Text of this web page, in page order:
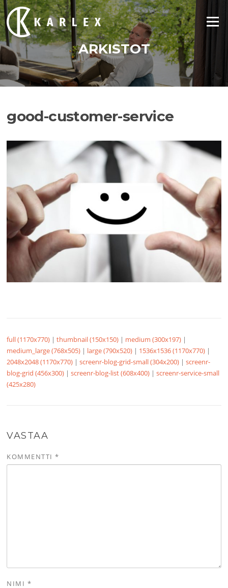
Siirry
suoraan
sisältöön
Valikko
ARKISTOT
good-customer-service
full (1170x770) |thumbnail (150x150) | medium (300x197) |
medium_large (768x505) | large (790x520) | 1536x1536 (1170x770) |
2048x2048 (1170x770) |screenr-blog-grid-small (304x200) |screenr-
blog-grid (456x300) |screenr-blog-list (608x400) |screenr-service-small
(425x280)
VASTAA
KOMMENTTI*
NIMI *